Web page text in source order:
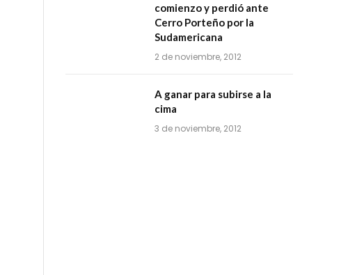
comienzo y perdió ante
Cerro Porteño por la
Sudamericana
2 de noviembre, 2012
A ganar para subirse a la
cima
3 de noviembre, 2012